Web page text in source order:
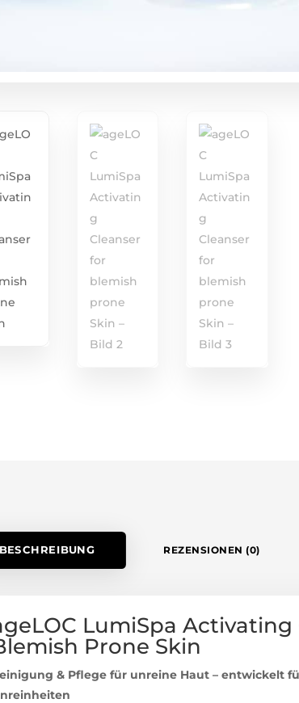
BESCHREIBUNG REZENSIONEN (0)
LumiSpa Activating
Prone Skin
& Pflege für unreine Haut – entwickelt